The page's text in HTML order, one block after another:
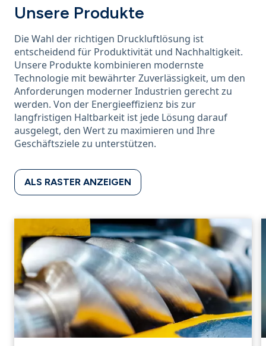
Unsere Produkte
Die Wahl der richtigen Druckluftlösung ist
entscheidend für Produktivität und Nachhaltigkeit.
Unsere Produkte kombinieren modernste
Technologie mit bewährter Zuverlässigkeit, um den
Anforderungen moderner Industrien gerecht zu
werden. Von der Energieeffizienz bis zur
langfristigen Haltbarkeit ist jede Lösung darauf
ausgelegt, den Wert zu maximieren und Ihre
Geschäftsziele zu unterstützen.
ALS RASTER ANZEIGEN